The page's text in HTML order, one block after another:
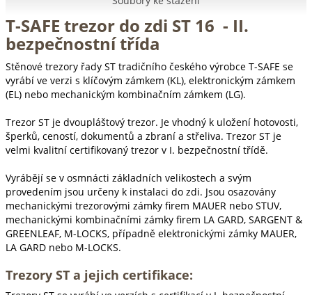
T-SAFE trezor do zdi ST 16 - II.
bezpečnostní třída
Stěnové trezory řady ST tradičního českého výrobce T-SAFE se
vyrábí ve verzi s klíčovým zámkem (KL), elektronickým zámkem
(EL) nebo mechanickým kombinačním zámkem (LG).
Trezor ST je dvoupláštový trezor. Je vhodný k uložení hotovosti,
šperků, ceností, dokumentů a zbraní a střeliva. Trezor ST je
velmi kvalitní certifikovaný trezor v I. bezpečnostní třídě.
Vyrábějí se v osmnácti základních velikostech a svým
provedením jsou určeny k instalaci do zdi. Jsou osazovány
mechanickými trezorovými zámky firem MAUER nebo STUV,
mechanickými kombinačními zámky firem LA GARD, SARGENT &
GREENLEAF, M-LOCKS, případně elektronickými zámky MAUER,
LA GARD nebo M-LOCKS.
Trezory ST a jejich certifikace: